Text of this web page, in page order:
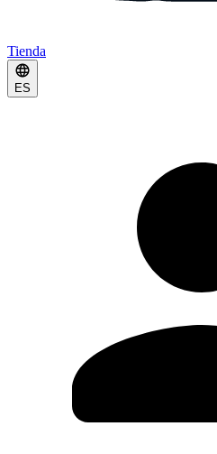
Tienda
ES